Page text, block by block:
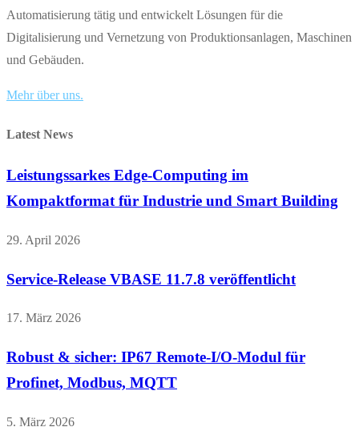
Automatisierung tätig und entwickelt Lösungen für die
Digitalisierung und Vernetzung von Produktionsanlagen, Maschinen
und Gebäuden.
Mehr über uns.
Latest News
Leistungssarkes Edge-Computing im
Kompaktformat für Industrie und Smart Building
29. April 2026
Service-Release VBASE 11.7.8 veröffentlicht
17. März 2026
Robust & sicher: IP67 Remote-I/O-Modul für
Profinet, Modbus, MQTT
5. März 2026